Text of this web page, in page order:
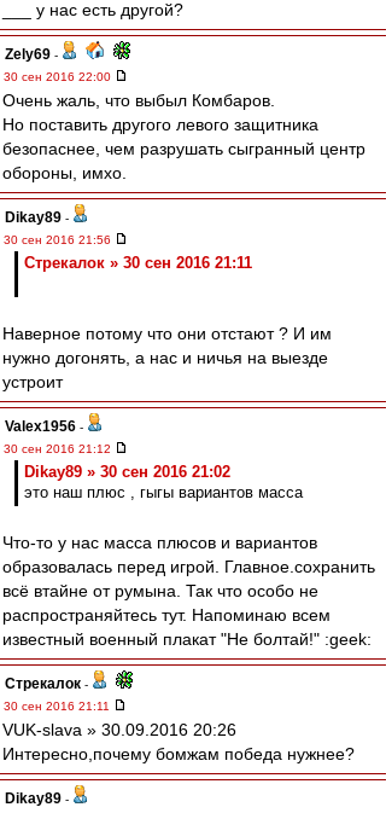
___ у нас есть другой?
Zely69 -
30 сен 2016 22:00
Очень жаль, что выбыл Комбаров.
Но поставить другого левого защитника
безопаснее, чем разрушать сыгранный центр
обороны, имхо.
Dikay89 -
30 сен 2016 21:56
Стрекалок » 30 сен 2016 21:11
Наверное потому что они отстают ? И им
нужно догонять, а нас и ничья на выезде
устроит
Valex1956 -
30 сен 2016 21:12
Dikay89 » 30 сен 2016 21:02
это наш плюс , гыгы вариантов масса
Что-то у нас масса плюсов и вариантов
образовалась перед игрой. Главное.сохранить
всё втайне от румына. Так что особо не
распространяйтесь тут. Напоминаю всем
известный военный плакат "Не болтай!" :geek:
Стрекалок -
30 сен 2016 21:11
VUK-slava » 30.09.2016 20:26
Интересно,почему бомжам победа нужнее?
Dikay89 -